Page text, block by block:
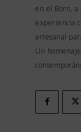
en el Born, a
experiencia
artesanal
Un